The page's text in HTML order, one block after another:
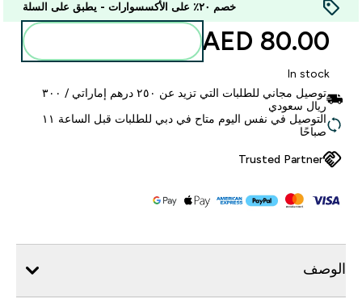
خصم ٢٠٪ على الأكسسوارات - يطبق على السلة
80.00 AED‎
In stock
توصيل مجاني للطلبات التي تزيد عن ٢٥٠ درهم إماراتي / ٣٠٠
ريال سعودي
التوصيل في نفس اليوم متاح في دبي للطلبات قبل الساعة ١١
صباحًا
Trusted Partner
الوصف